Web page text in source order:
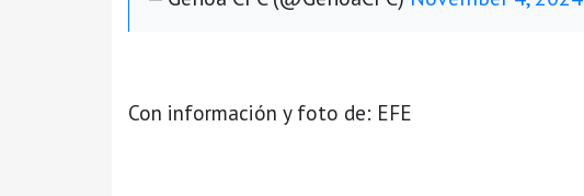
Con información y foto de: EFE